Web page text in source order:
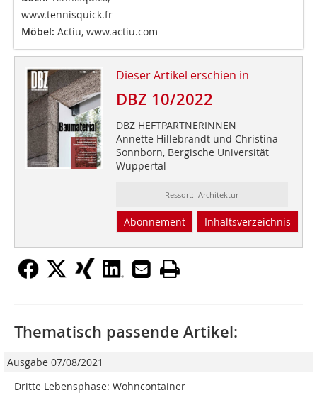
www.tennisquick.fr
Möbel: Actiu, www.actiu.com
Dieser Artikel erschien in
DBZ 10/2022
DBZ HEFTPARTNERINNEN
Annette Hillebrandt und Christina
Sonnborn, Bergische Universität
Wuppertal
Ressort: Architektur
Abonnement Inhaltsverzeichnis
Thematisch passende Artikel:
Ausgabe 07/08/2021
Dritte Lebensphase: Wohncontainer